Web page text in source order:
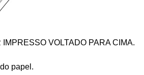
VOLTADO PARA CIMA.
papel.